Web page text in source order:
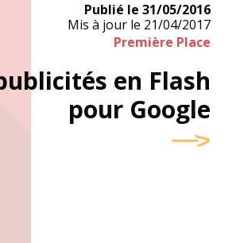
Publié le 31/05/2016
Mis à jour le 21/04/2017
Première Place
en Flash
pour Google